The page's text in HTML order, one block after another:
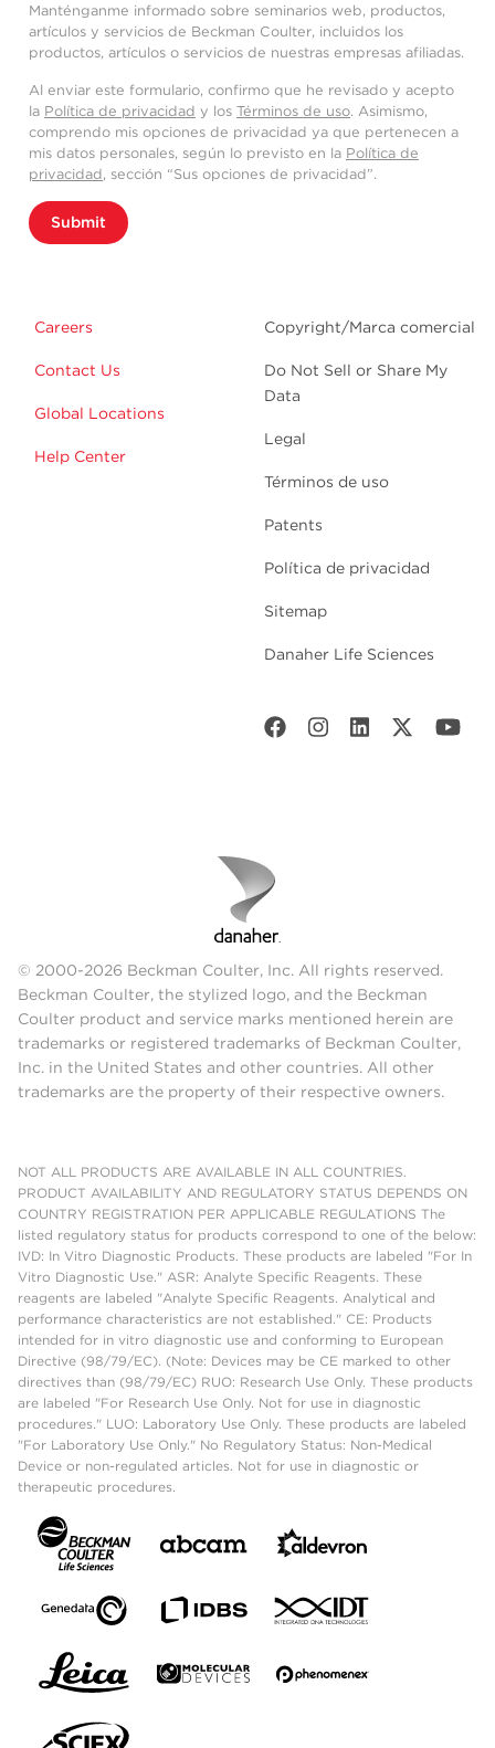
Manténganme informado sobre seminarios web, productos,
artículos y servicios de Beckman Coulter, incluidos los
productos, artículos o servicios de nuestras empresas afiliadas.
Al enviar este formulario, confirmo que he revisado y acepto
la Política de privacidad y los Términos de uso. Asimismo,
comprendo mis opciones de privacidad ya que pertenecen a
mis datos personales, según lo previsto en la Política de
privacidad, sección “Sus opciones de privacidad”.
Submit
Careers
Contact Us
Global Locations
Help Center
Copyright/Marca comercial
Do Not Sell or Share My
Data
Legal
Términos de uso
Patents
Política de privacidad
Sitemap
Danaher Life Sciences
© 2000-2026 Beckman Coulter, Inc. All rights reserved.
Beckman Coulter, the stylized logo, and the Beckman
Coulter product and service marks mentioned herein are
trademarks or registered trademarks of Beckman Coulter,
Inc. in the United States and other countries. All other
trademarks are the property of their respective owners.
NOT ALL PRODUCTS ARE AVAILABLE IN ALL COUNTRIES.
PRODUCT AVAILABILITY AND REGULATORY STATUS DEPENDS ON
COUNTRY REGISTRATION PER APPLICABLE REGULATIONS The
listed regulatory status for products correspond to one of the below:
IVD: In Vitro Diagnostic Products. These products are labeled "For In
Vitro Diagnostic Use." ASR: Analyte Specific Reagents. These
reagents are labeled "Analyte Specific Reagents. Analytical and
performance characteristics are not established." CE: Products
intended for in vitro diagnostic use and conforming to European
Directive (98/79/EC). (Note: Devices may be CE marked to other
directives than (98/79/EC) RUO: Research Use Only. These products
are labeled "For Research Use Only. Not for use in diagnostic
procedures." LUO: Laboratory Use Only. These products are labeled
"For Laboratory Use Only." No Regulatory Status: Non-Medical
Device or non-regulated articles. Not for use in diagnostic or
therapeutic procedures.